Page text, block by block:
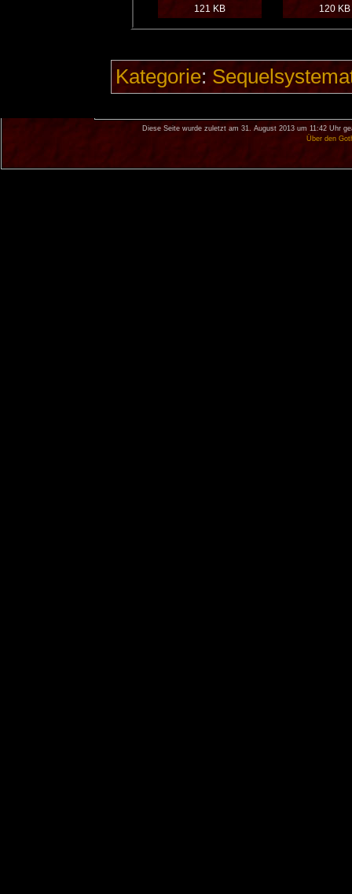
121 KB
120 KB
Kategorie:
Diese Seite wurde zuletzt am 31. August 2013 um 11:42 Uhr
Über den